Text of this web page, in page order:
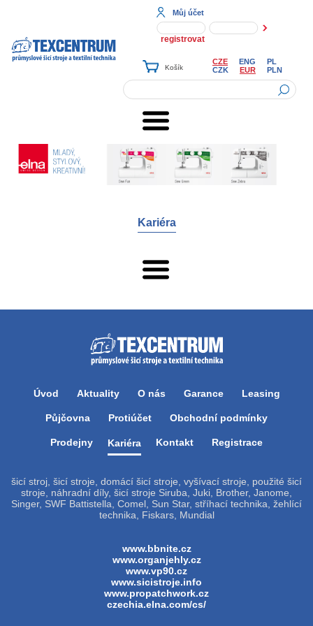
Můj účet
registrovat
CZE ENG
PL
CZK
EUR PLN
Kariéra
Úvod Aktuality O nás Garance Leasing
Půjčovna Protiúčet Obchodní podmínky
Prodejny Kariéra Kontakt Registrace
šicí stroj, šicí stroje, domácí šicí stroje, vyšívací stroje, použité šicí
stroje, náhradní díly, šicí stroje Siruba, Juki, Brother, Janome,
Singer, SWF Battistella, Comel, Sun Star, stříhací technika, žehlící
technika, Fiskars, Mundial
www.bbnite.cz
www.organjehly.cz
www.vp90.cz
www.sicistroje.info
www.propatchwork.cz
czechia.elna.com/cs/